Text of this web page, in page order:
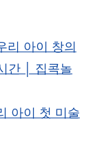
리 아이 창의
간 │ 집콕놀
아이 첫 미술